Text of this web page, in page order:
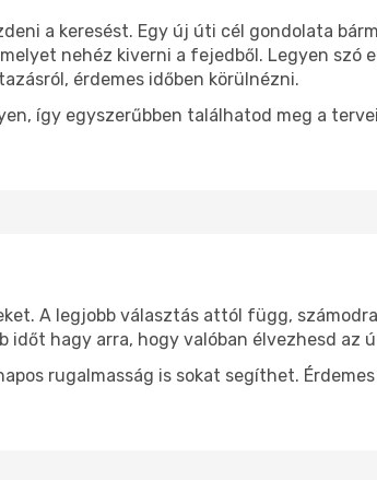
a keresést. Egy új úti cél gondolata
nehéz kiverni a fejedből. Legyen szó
érdemes időben körülnézni.
így egyszerűbben találhatod meg a
A legjobb választás attól függ,
időt hagy arra, hogy valóban élvezhesd az
rugalmasság is sokat segíthet.